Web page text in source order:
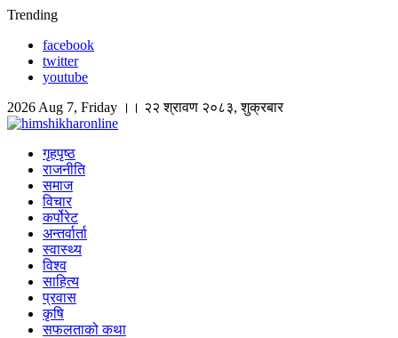
Skip
content
Trending
facebook
twitter
youtube
2026 Aug 7, Friday ।। २२ श्रावण २०८३, शुक्रबार
Himshikhar Online
गृहपृष्ठ
राजनीति
समाज
विचार
कर्पोरेट
अन्तर्वार्ता
स्वास्थ्य
विश्व
साहित्य
प्रवास
कृषि
सफलताको कथा